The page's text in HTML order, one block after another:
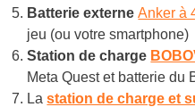
Batterie externe Anker à
jeu (ou votre smartphone)
Station de charge
Meta Quest et batterie du
Lastation de charge et